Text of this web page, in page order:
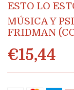
ESTO LO
MÚSICA Y
FRIDMAN
€15,44